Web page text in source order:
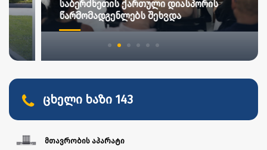
საბერძნეთის ქართული დიასპორის
წარმომადგენლებს შეხვდა
ცხელი ხაზი 143
მთავრობის აპარატი